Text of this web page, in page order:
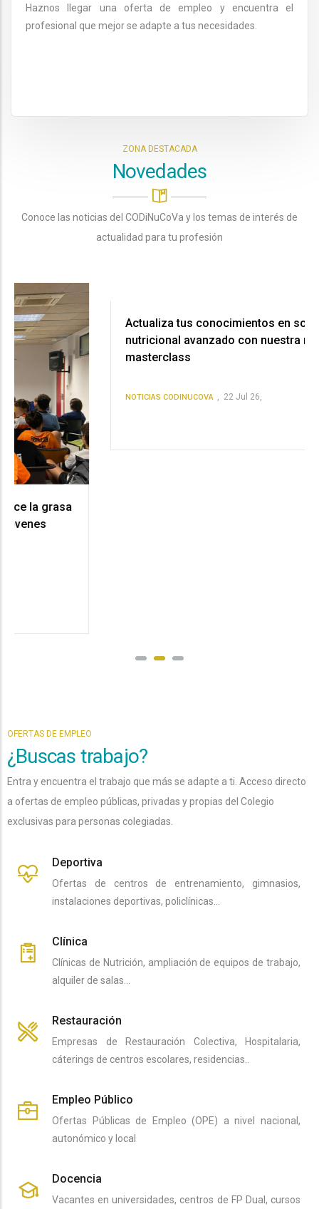
Haznos llegar una oferta de empleo y encuentra el
profesional que mejor se adapte a tus necesidades.
ZONA DESTACADA
Novedades
Conoce las noticias del CODiNuCoVa y los temas de interés de
actualidad para tu profesión
Actualiza tus conocimientos en soporte
nutricional avanzado con nuestra nueva
OFERTAS DE EMPLEO
¿Buscas trabajo?
Entra y encuentra el trabajo que más se adapte a ti. Acceso directo
a ofertas de empleo públicas, privadas y propias del Colegio
exclusivas para personas colegiadas.
Deportiva
Ofertas de centros de entrenamiento, gimnasios,
instalaciones deportivas, policlínicas…
Clínica
Clínicas de Nutrición, ampliación de equipos de trabajo,
alquiler de salas…
Restauración
Empresas de Restauración Colectiva, Hospitalaria,
cáterings de centros escolares, residencias..
Empleo Público
Ofertas Públicas de Empleo (OPE) a nivel nacional,
autonómico y local
Docencia
Vacantes en universidades, centros de FP Dual, cursos